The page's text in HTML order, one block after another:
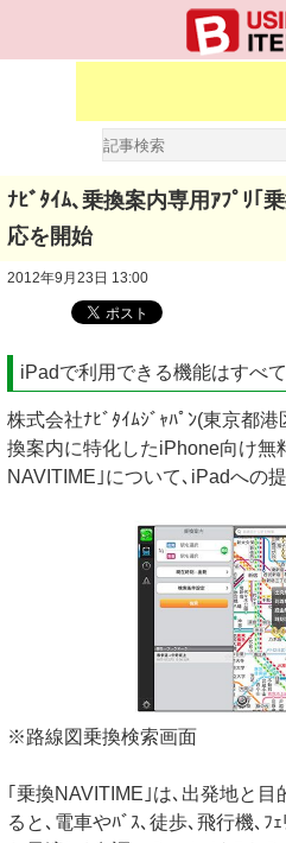
ﾅﾋﾞﾀｲﾑ､乗換案内専用ｱﾌﾟﾘ｢
応を開始
2012年9月23日 13:00
iPadで利用できる機能はすべ
株式会社ﾅﾋﾞﾀｲﾑｼﾞｬﾊﾟﾝ(東京都
換案内に特化したiPhone向け無
NAVITIME｣について､iPadへの
※路線図乗換検索画面
｢乗換NAVITIME｣は､出発地と
ると､電車やﾊﾞｽ､徒歩､飛行機､ﾌ